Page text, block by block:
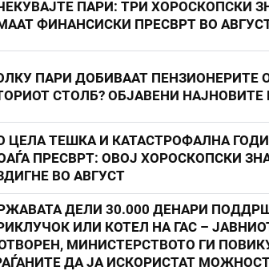
ПАРИ: ТРИ ХОРОСКОПСКИ
ФИНАНСИСКИ ПРЕСВРТ ВО
ПАРИ ДОБИВААТ ПЕНЗИОНЕРИТЕ
СТОЛБ? ОБЈАВЕНИ НАЈНОВИТЕ
ЦЕЛА ТЕШКА И КАТАСТРОФАЛНА
ПРЕСВРТ: ОВОЈ ХОРОСКОПСКИ
ВО АВГУСТ
ДЕЛИ 30.000 ДЕНАРИ
ИЛИ КОТЕЛ НА ГАС –
МИНИСТЕРСТВОТО ГИ
ДА ЈА ИСКОРИСТАТ